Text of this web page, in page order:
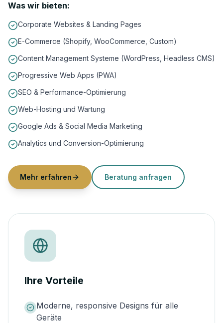
Was wir bieten:
Corporate Websites & Landing Pages
E-Commerce (Shopify, WooCommerce, Custom)
Content Management Systeme (WordPress, Headless CMS)
Progressive Web Apps (PWA)
SEO & Performance-Optimierung
Web-Hosting und Wartung
Google Ads & Social Media Marketing
Analytics und Conversion-Optimierung
Mehr erfahren Beratung anfragen
Ihre Vorteile
Moderne, responsive Designs für alle
Geräte